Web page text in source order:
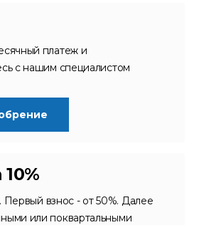
платеж и
с нашим специалистом
Первый взнос - от 50%. Далее
или поквартальными